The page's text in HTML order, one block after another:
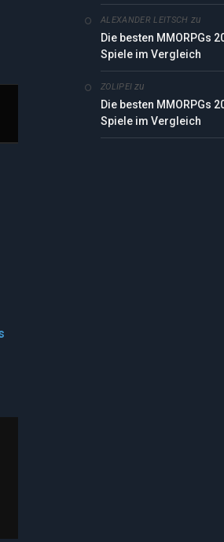
ALEXANDER LEITSCH zu
Die besten MMORPGs
Spiele im Vergleich
ZOLIPEI zu
Die besten MMORPGs
Spiele im Vergleich